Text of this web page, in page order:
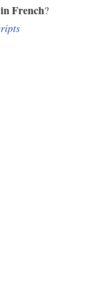
French?